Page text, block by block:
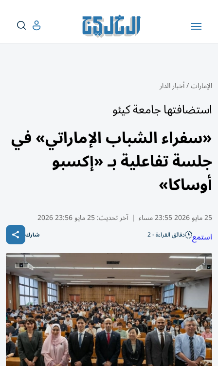
الإمارات/أخبار الدار
استضافتها جامعة كيئو
«سفراء الشباب الإماراتي» في
جلسة تفاعلية بـ «إكسبو
أوساكا»
25 مايو 2026 23:55 مساء | آخر تحديث:25 مايو 23:56 2026
استمع دقائق القراءة - 2 شارك